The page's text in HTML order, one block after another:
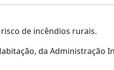
de incêndios rurais.
da Administração